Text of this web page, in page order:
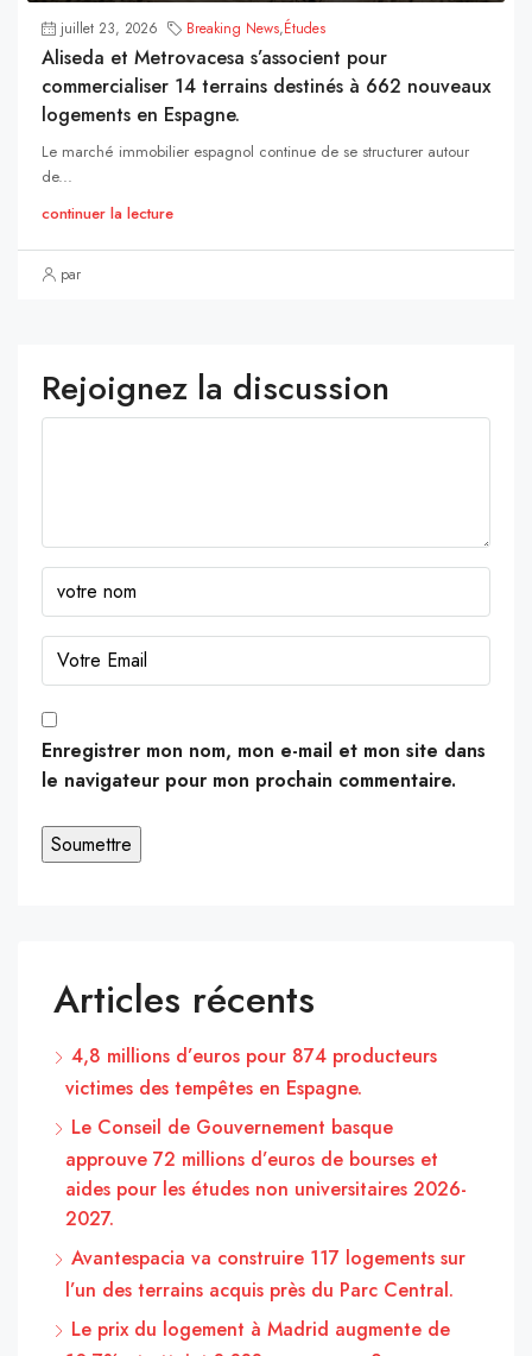
juillet 23, 2026 Breaking News,Études
Aliseda et Metrovacesa s’associent pour
commercialiser 14 terrains destinés à 662 nouveaux
logements en Espagne.
Le marché immobilier espagnol continue de se structurer autour
de...
continuer la lecture
par
Rejoignez la discussion
Enregistrer mon nom, mon e-mail et mon site dans
le navigateur pour mon prochain commentaire.
Articles récents
4,8 millions d’euros pour 874 producteurs
victimes des tempêtes en Espagne.
Le Conseil de Gouvernement basque
approuve 72 millions d’euros de bourses et
aides pour les études non universitaires 2026-
2027.
Avantespacia va construire 117 logements sur
l’un des terrains acquis près du Parc Central.
Le prix du logement à Madrid augmente de